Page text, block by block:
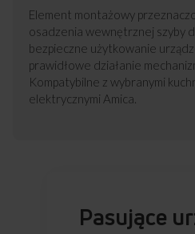
Element montażowy
osadzenia wewnętrznej szyby
bezpieczne użytkowanie
prawidłowe działanie
Kompatybilne z wybranymi
elektrycznymi Amica.
Pasujące